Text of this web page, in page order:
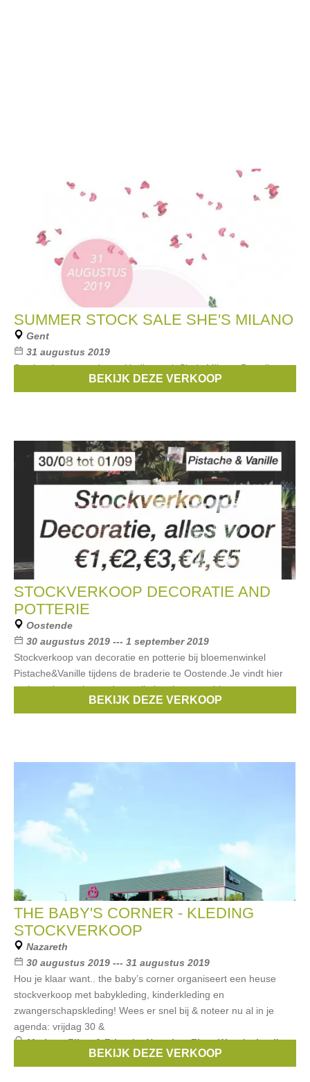
SUMMER STOCK SALE SHE'S MILANO
Gent
31 augustus 2019
Stockverkoop van dameskledingzaak She's Milano. De prijzen
liggen tussen de €5 en €20.BEKIJK DEZE VERKOOP
STOCKVERKOOP DECORATIE AND
POTTERIE
Oostende
30 augustus 2019 --- 1 september 2019
Stockverkoop van decoratie en potterie bij bloemenwinkel
Pistache&Vanille tijdens de braderie te Oostende.Je vindt hier
oa kerstdecoratie, outdoorartikelen, kaarsen, bloempotten,
BEKIJK DEZE VERKOOP
THE BABY'S CORNER - KLEDING
STOCKVERKOOP
Nazareth
30 augustus 2019 --- 31 augustus 2019
Hou je klaar want.. the baby’s corner organiseert een heuse
stockverkoop met babykleding, kinderkleding en
zwangerschapskleding! Wees er snel bij & noteer nu al in je
agenda: vrijdag 30 &
Merken:Filou & Friends,Noppies,First,Woody,Levi's,
BEKIJK DEZE VERKOOP